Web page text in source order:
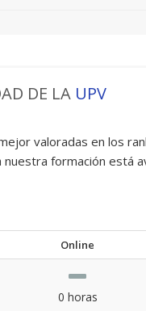
DE LA UPV
valoradas en los
formación está
Online
0 horas